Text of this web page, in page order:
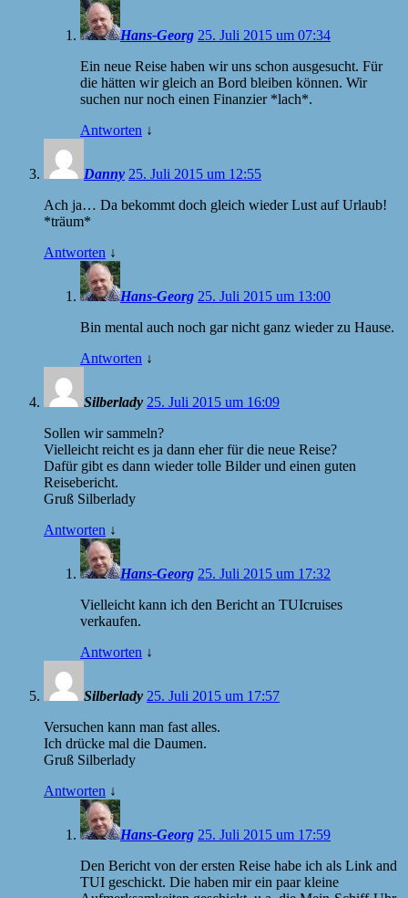
Hans-Georg 25. Juli 2015 um 07:34
Ein neue Reise haben wir uns schon ausgesucht. Für
die hätten wir gleich an Bord bleiben können. Wir
suchen nur noch einen Finanzier *lach*.
Antworten ↓
Danny 25. Juli 2015 um 12:55
Ach ja… Da bekommt doch gleich wieder Lust auf Urlaub!
*träum*
Antworten ↓
Hans-Georg 25. Juli 2015 um 13:00
Bin mental auch noch gar nicht ganz wieder zu Hause.
Antworten ↓
Silberlady 25. Juli 2015 um 16:09
Sollen wir sammeln?
Vielleicht reicht es ja dann eher für die neue Reise?
Dafür gibt es dann wieder tolle Bilder und einen guten
Reisebericht.
Gruß Silberlady
Antworten ↓
Hans-Georg 25. Juli 2015 um 17:32
Vielleicht kann ich den Bericht an TUIcruises
verkaufen.
Antworten ↓
Silberlady 25. Juli 2015 um 17:57
Versuchen kann man fast alles.
Ich drücke mal die Daumen.
Gruß Silberlady
Antworten ↓
Hans-Georg 25. Juli 2015 um 17:59
Den Bericht von der ersten Reise habe ich als Link and
TUI geschickt. Die haben mir ein paar kleine